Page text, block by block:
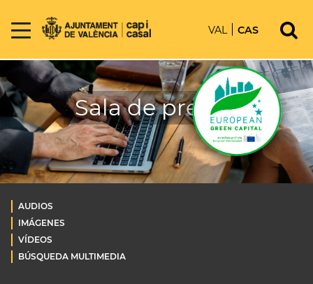
VAL CAS
Sala de prensa
AUDIOS
IMÁGENES
VÍDEOS
BÚSQUEDA MULTIMEDIA